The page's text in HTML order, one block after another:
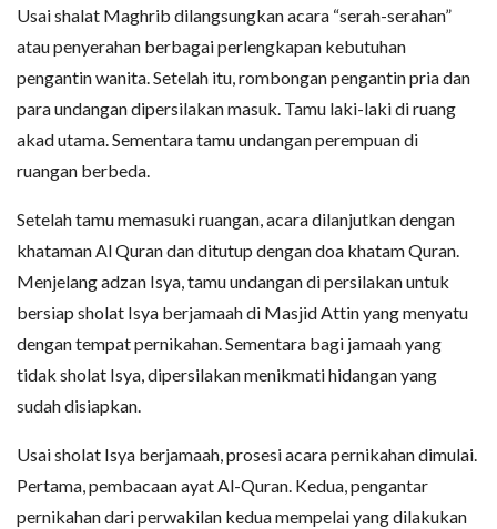
Usai shalat Maghrib dilangsungkan acara “serah-serahan”
atau penyerahan berbagai perlengkapan kebutuhan
pengantin wanita. Setelah itu, rombongan pengantin pria dan
para undangan dipersilakan masuk. Tamu laki-laki di ruang
akad utama. Sementara tamu undangan perempuan di
ruangan berbeda.
Setelah tamu memasuki ruangan, acara dilanjutkan dengan
khataman Al Quran dan ditutup dengan doa khatam Quran.
Menjelang adzan Isya, tamu undangan di persilakan untuk
bersiap sholat Isya berjamaah di Masjid Attin yang menyatu
dengan tempat pernikahan. Sementara bagi jamaah yang
tidak sholat Isya, dipersilakan menikmati hidangan yang
sudah disiapkan.
Usai sholat Isya berjamaah, prosesi acara pernikahan dimulai.
Pertama, pembacaan ayat Al-Quran. Kedua, pengantar
pernikahan dari perwakilan kedua mempelai yang dilakukan